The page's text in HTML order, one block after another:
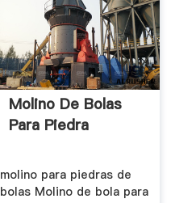
Molino De Bolas
Para Piedra
molino para piedras de
bolas Molino de bola para